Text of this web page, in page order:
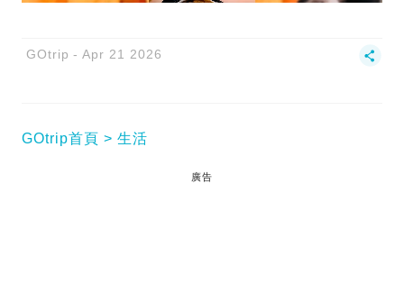
GOtrip Apr 21 2026
GOtrip首頁 生活
廣告